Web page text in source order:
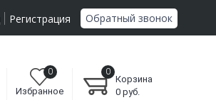
Регистрация Обратный звонок
Избранное
0
Корзина
0
0 руб.